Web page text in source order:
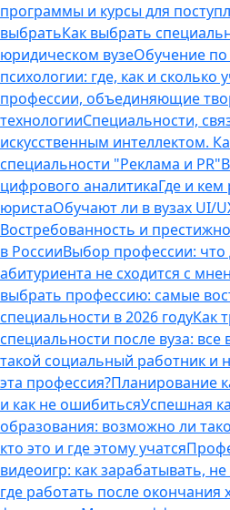
программы и курсы для
выбратьКак выбрать
юридическом вузеОбучение
психологии: где, как и сколько
профессии, объединяющие
технологииСпециальности,
искусственным интеллектом.
специальности "Реклама и PR"
цифрового аналитикаГде и
юристаОбучают ли в вузах UI/
Востребованность и
в РоссииВыбор профессии: что
абитуриента не сходится с
выбрать профессию: самые
специальности в 2026 годуКак
специальности после вуза:
такой социальный работник и
эта профессия?Планирование
и как не ошибитьсяУспешная
образования: возможно ли
кто это и где этому учатся
видеоигр: как зарабатывать,
где работать после окончания